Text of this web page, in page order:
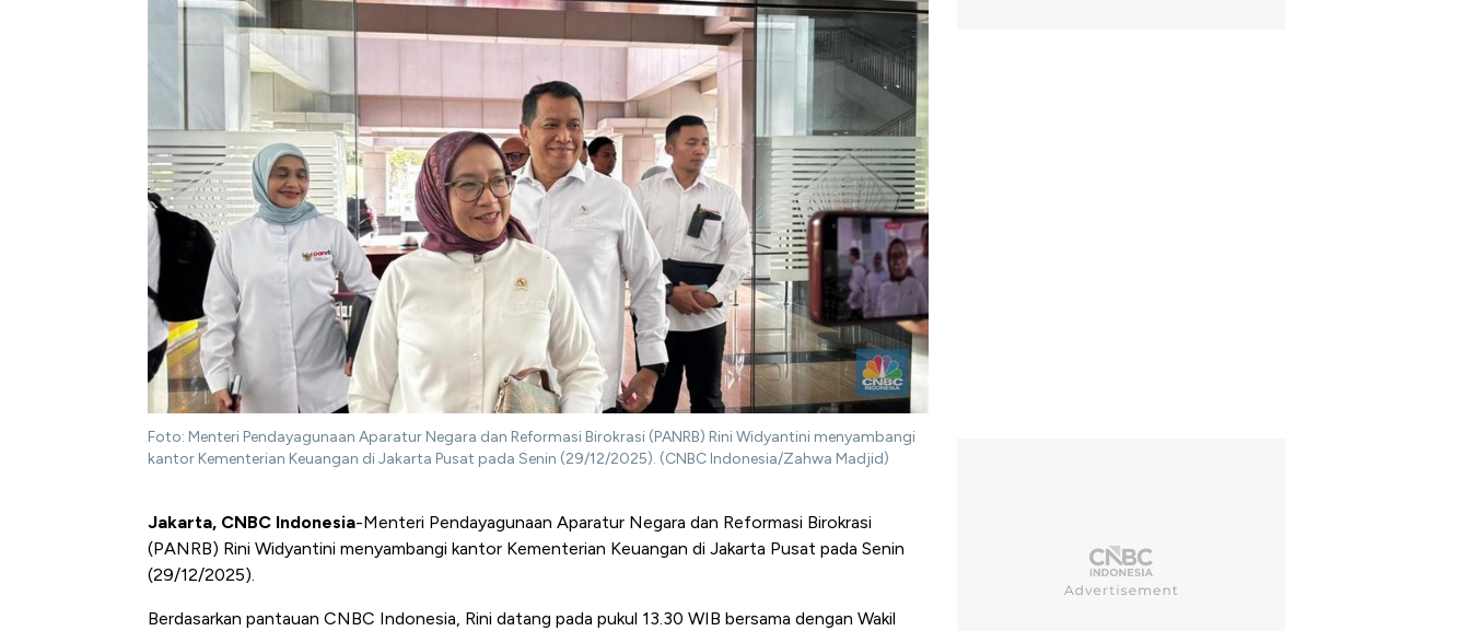
Foto: Menteri Pendayagunaan Aparatur Negara dan Reformasi Birokrasi (PANRB) Rini Widyantini menyambangi
kantor Kementerian Keuangan di Jakarta Pusat pada Senin (29/12/2025). (CNBC Indonesia/Zahwa Madjid)
Jakarta, CNBC Indonesia-Menteri Pendayagunaan Aparatur Negara dan Reformasi Birokrasi
(PANRB) Rini Widyantini menyambangi kantor Kementerian Keuangan di Jakarta Pusat pada Senin
(29/12/2025).
Berdasarkan pantauan CNBC Indonesia, Rini datang pada pukul 13.30 WIB bersama dengan Wakil